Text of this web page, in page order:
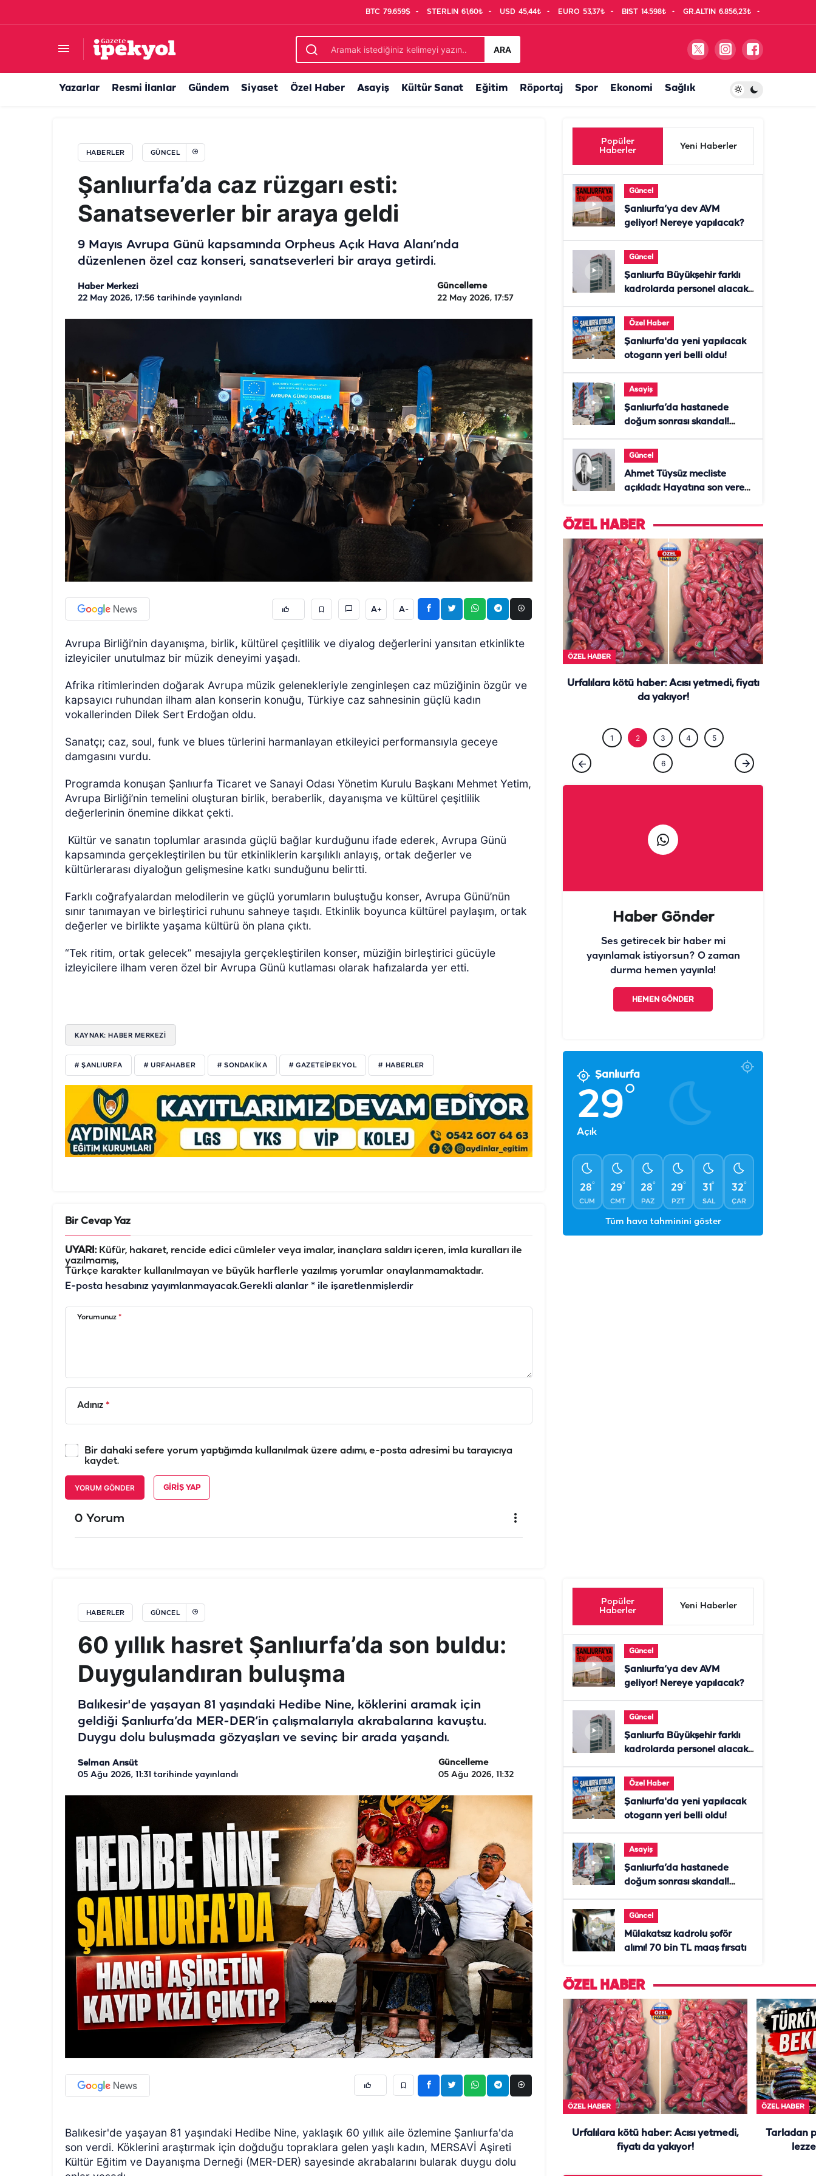
BTC 79.659$ STERLIN 61,60₺ USD 45,44₺ EURO 53,37₺ BIST 14.598₺ GR.ALTIN 6.856,23₺
ARA
Yazarlar Resmi İlanlar Gündem Siyaset Özel Haber Asayiş Kültür Sanat Eğitim Röportaj Spor Ekonomi Sağlık
HABERLER GÜNCEL
Şanlıurfa’da caz rüzgarı esti:
Sanatseverler bir araya geldi
9 Mayıs Avrupa Günü kapsamında Orpheus Açık Hava Alanı’nda
düzenlenen özel caz konseri, sanatseverleri bir araya getirdi.
Haber Merkezi
22 May 2026, 17:56 tarihinde yayınlandı
Güncelleme
22 May 2026, 17:57
A+ A-
Avrupa Birliği’nin dayanışma, birlik, kültürel çeşitlilik ve diyalog değerlerini yansıtan etkinlikte
izleyiciler unutulmaz bir müzik deneyimi yaşadı.
Afrika ritimlerinden doğarak Avrupa müzik gelenekleriyle zenginleşen caz müziğinin özgür ve
kapsayıcı ruhundan ilham alan konserin konuğu, Türkiye caz sahnesinin güçlü kadın
vokallerinden Dilek Sert Erdoğan oldu.
Sanatçı; caz, soul, funk ve blues türlerini harmanlayan etkileyici performansıyla geceye
damgasını vurdu.
Programda konuşan Şanlıurfa Ticaret ve Sanayi Odası Yönetim Kurulu Başkanı Mehmet Yetim,
Avrupa Birliği’nin temelini oluşturan birlik, beraberlik, dayanışma ve kültürel çeşitlilik
değerlerinin önemine dikkat çekti.
Kültür ve sanatın toplumlar arasında güçlü bağlar kurduğunu ifade ederek, Avrupa Günü
kapsamında gerçekleştirilen bu tür etkinliklerin karşılıklı anlayış, ortak değerler ve
kültürlerarası diyaloğun gelişmesine katkı sunduğunu belirtti.
Farklı coğrafyalardan melodilerin ve güçlü yorumların buluştuğu konser, Avrupa Günü’nün
sınır tanımayan ve birleştirici ruhunu sahneye taşıdı. Etkinlik boyunca kültürel paylaşım, ortak
değerler ve birlikte yaşama kültürü ön plana çıktı.
“Tek ritim, ortak gelecek” mesajıyla gerçekleştirilen konser, müziğin birleştirici gücüyle
izleyicilere ilham veren özel bir Avrupa Günü kutlaması olarak hafızalarda yer etti.
KAYNAK: HABER MERKEZI
# ŞANLIURFA # URFAHABER # SONDAKIKA # GAZETEIPEKYOL # HABERLER
Bir Cevap Yaz
UYARI:Küfür, hakaret, rencide edici cümleler veya imalar, inançlara saldırı içeren, imla kuralları ile
yazılmamış,
Türkçe karakter kullanılmayan ve büyük harflerle yazılmış yorumlar onaylanmamaktadır.
E-posta hesabınız yayımlanmayacak.Gerekli alanlar * ile işaretlenmişlerdir
Yorumunuz *
Adınız *
Bir dahaki sefere yorum yaptığımda kullanılmak üzere adımı, e-posta adresimi bu tarayıcıya
kaydet.
YORUM GÖNDER GIRIŞ YAP
0 Yorum
Popüler
Haberler
Yeni Haberler
Güncel
Şanlıurfa’ya dev AVM
geliyor! Nereye yapılacak?
Güncel
Şanlıurfa Büyükşehir farklı
kadrolarda personel alacak!
Özel Haber
Şanlıurfa'da yeni yapılacak
otogarın yeri belli oldu!
Asayiş
Şanlıurfa’da hastanede
doğum sonrası skandal!
Güncel
Ahmet Tüysüz mecliste
açıkladı: Hayatına son veren
ÖZEL HABER
ÖZEL HABER
Urfalılara kötü haber: Acısı yetmedi, fiyatı
da yakıyor!
1 2 3 4 5
6
Haber Gönder
Ses getirecek bir haber mi
yayınlamak istiyorsun? O zaman
durma hemen yayınla!
HEMEN GÖNDER
Şanlıurfa
29°
Açık
28°
CUM
29°
CMT
28°
PAZ
29°
PZT
31°
SAL
32°
ÇAR
Tüm hava tahminini göster
HABERLER GÜNCEL
60 yıllık hasret Şanlıurfa’da son buldu:
Duygulandıran buluşma
Balıkesir'de yaşayan 81 yaşındaki Hedibe Nine, köklerini aramak için
geldiği Şanlıurfa’da MER-DER’in çalışmalarıyla akrabalarına kavuştu.
Duygu dolu buluşmada gözyaşları ve sevinç bir arada yaşandı.
Selman Arısüt
05 Ağu 2026, 11:31 tarihinde yayınlandı
Güncelleme
05 Ağu 2026, 11:32
Balıkesir'de yaşayan 81 yaşındaki Hedibe Nine, yaklaşık 60 yıllık aile özlemine Şanlıurfa'da
son verdi. Köklerini araştırmak için doğduğu topraklara gelen yaşlı kadın, MERSAVİ Aşireti
Kültür Eğitim ve Dayanışma Derneği (MER-DER) sayesinde akrabalarını bularak duygu dolu
Popüler
Haberler
Yeni Haberler
Güncel
Şanlıurfa’ya dev AVM
geliyor! Nereye yapılacak?
Güncel
Şanlıurfa Büyükşehir farklı
kadrolarda personel alacak!
Özel Haber
Şanlıurfa'da yeni yapılacak
otogarın yeri belli oldu!
Asayiş
Şanlıurfa’da hastanede
doğum sonrası skandal!
Güncel
Mülakatsız kadrolu şoför
alımı! 70 bin TL maaş fırsatı
ÖZEL HABER
ÖZEL HABER
Urfalılara kötü haber: Acısı yetmedi,
fiyatı da yakıyor!
ÖZEL HABER
Tarladan